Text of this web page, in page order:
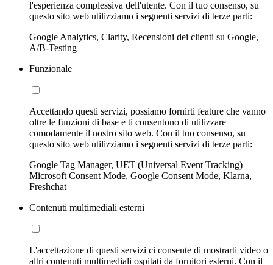
l'esperienza complessiva dell'utente. Con il tuo consenso, su
questo sito web utilizziamo i seguenti servizi di terze parti:
Google Analytics, Clarity, Recensioni dei clienti su Google,
A/B-Testing
Funzionale
Accettando questi servizi, possiamo fornirti feature che vanno
oltre le funzioni di base e ti consentono di utilizzare
comodamente il nostro sito web. Con il tuo consenso, su
questo sito web utilizziamo i seguenti servizi di terze parti:
Google Tag Manager, UET (Universal Event Tracking)
Microsoft Consent Mode, Google Consent Mode, Klarna,
Freshchat
Contenuti multimediali esterni
L'accettazione di questi servizi ci consente di mostrarti video o
altri contenuti multimediali ospitati da fornitori esterni. Con il